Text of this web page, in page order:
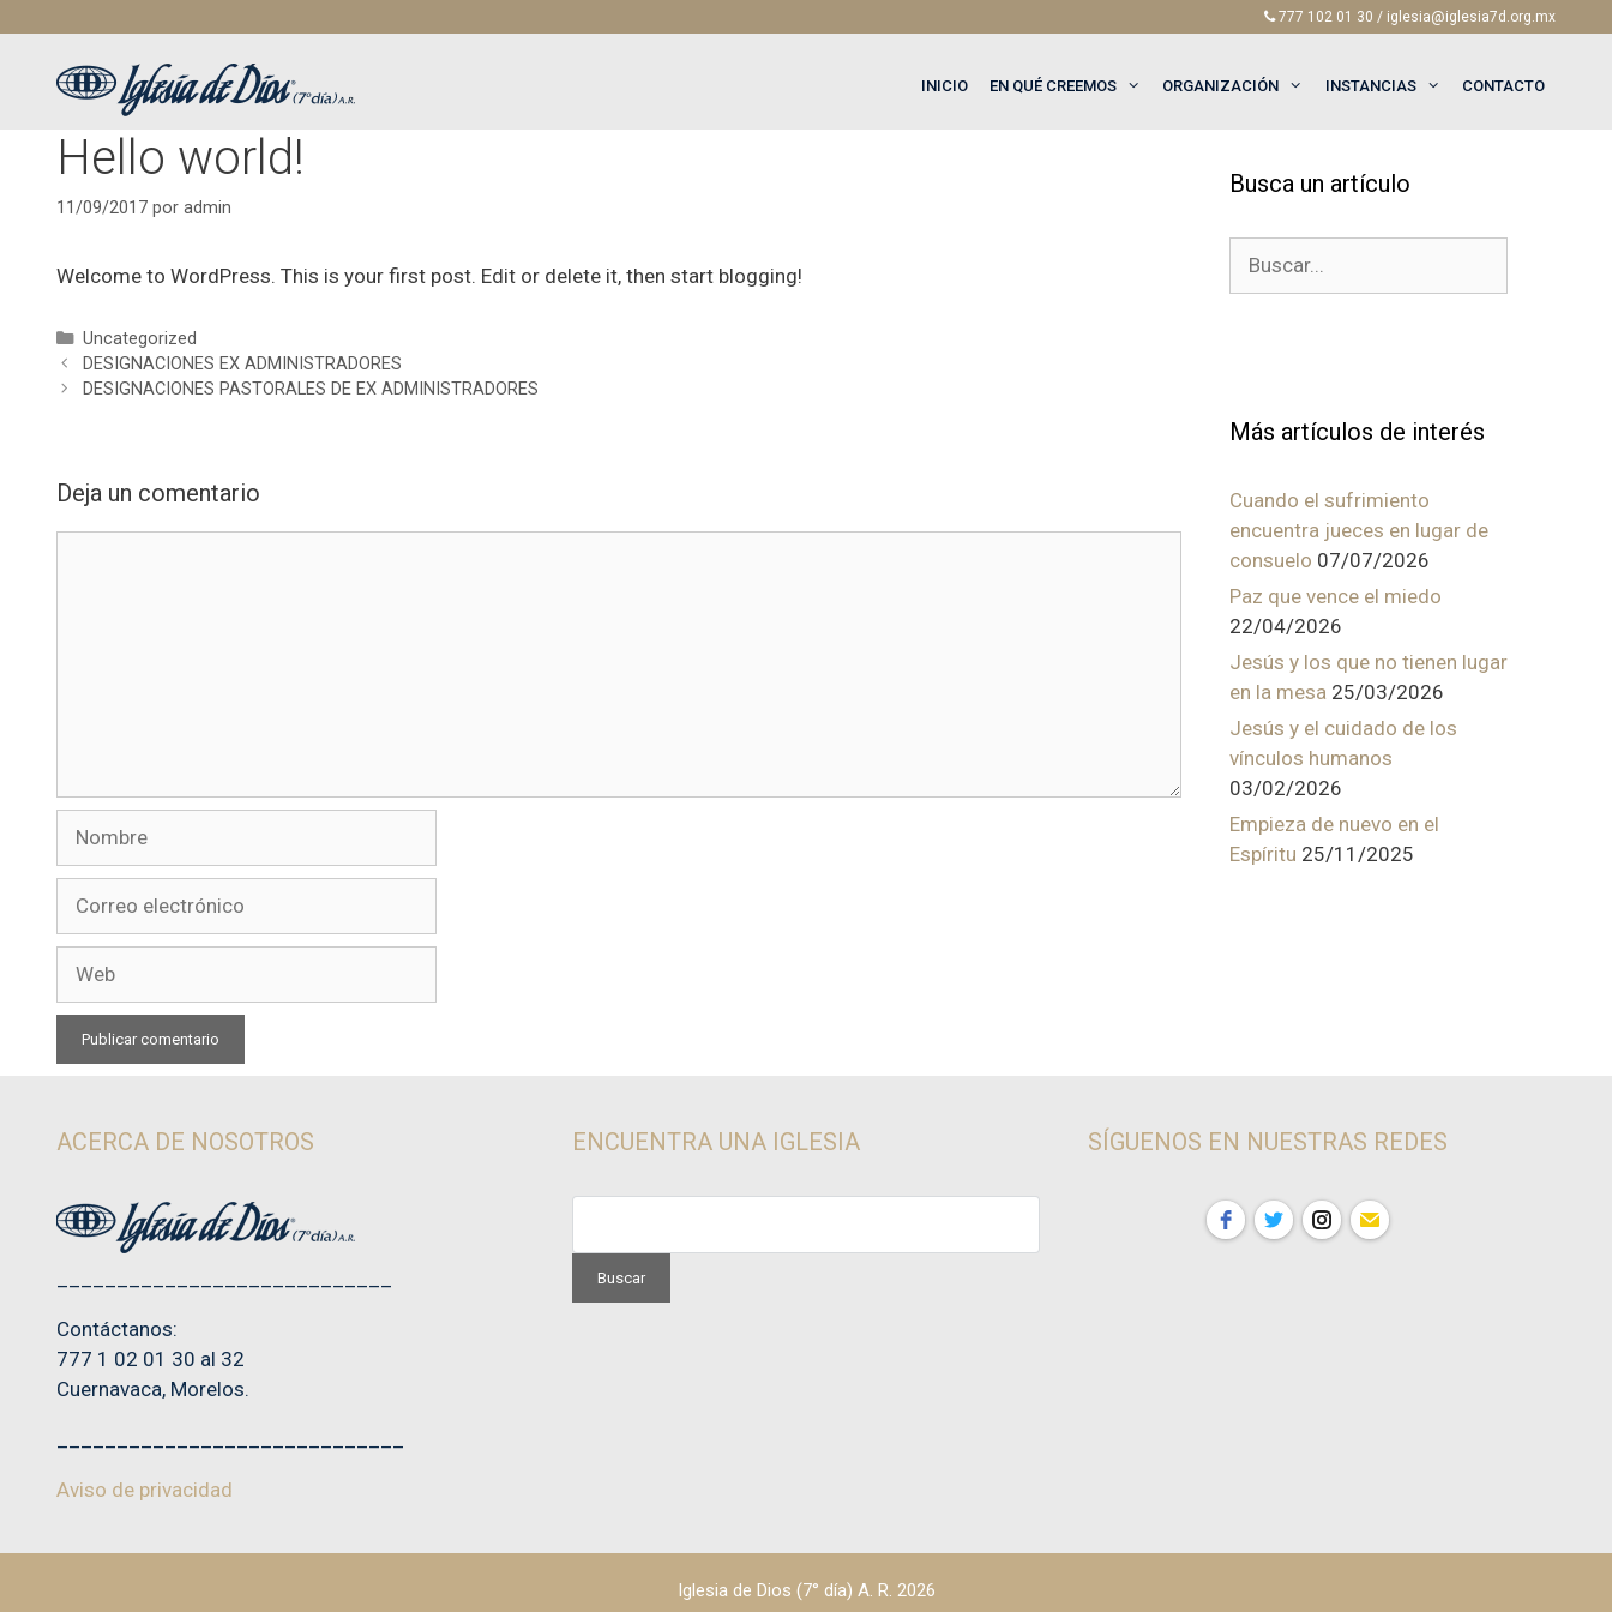
contenido
777 102 01 30 / iglesia@iglesia7d.org.mx
INICIO EN QUÉ CREEMOS ORGANIZACIÓN INSTANCIAS CONTACTO
Hello world!
11/09/2017 por admin
Welcome to WordPress. This is your first post. Edit or delete it, then start blogging!
Categorías
Uncategorized
DESIGNACIONES EX ADMINISTRADORES
DESIGNACIONES PASTORALES DE EX ADMINISTRADORES
Deja un comentario
Busca un artículo
Más artículos de interés
Cuando el sufrimiento
encuentra jueces en lugar de
consuelo 07/07/2026
Paz que vence el miedo
22/04/2026
Jesús y los que no tienen lugar
en la mesa 25/03/2026
Jesús y el cuidado de los
vínculos humanos
03/02/2026
Empieza de nuevo en el
Espíritu 25/11/2025
ACERCA DE NOSOTROS
Contáctanos:
777 1 02 01 30 al 32
Cuernavaca, Morelos.
Aviso de privacidad
ENCUENTRA UNA IGLESIA SÍGUENOS EN NUESTRAS REDES
Iglesia de Dios (7° día) A. R. 2026